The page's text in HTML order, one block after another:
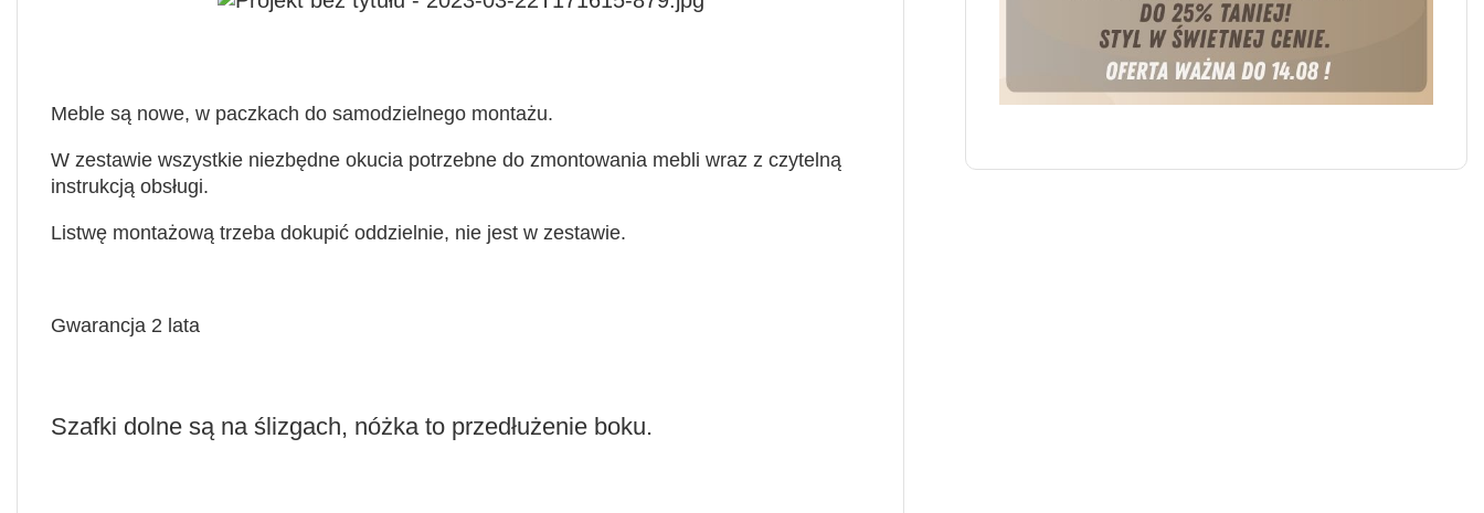
Meble są nowe, w paczkach do samodzielnego montażu.
W zestawie wszystkie niezbędne okucia potrzebne do zmontowania mebli wraz z czytelną
instrukcją obsługi.
Listwę montażową trzeba dokupić oddzielnie, nie jest w zestawie.
Gwarancja 2 lata
Szafki dolne są na ślizgach, nóżka to przedłużenie boku.